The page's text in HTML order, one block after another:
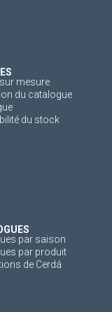
mesure
du catalogue
du stock
par saison
par produit
de Cerdá